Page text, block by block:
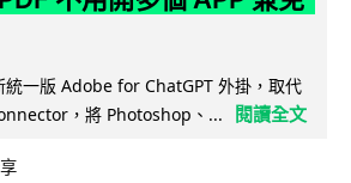
一版 Adobe for ChatGPT 外掛，取代
，將 Photoshop、...
閱讀全文